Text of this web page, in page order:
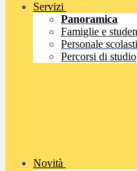
Servizi
Panoramica
Famiglie e
Personale
Percorsi di studio
Novità